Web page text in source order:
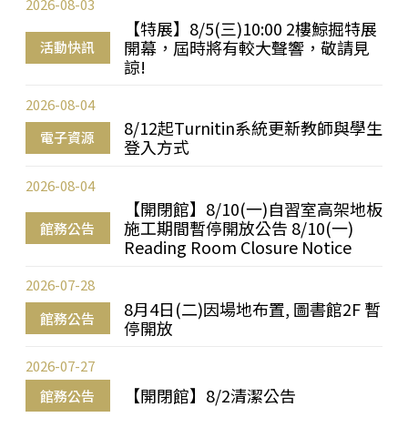
活動快訊
【特展】8/5(三)10:00 2樓鯨掘特展
開幕，屆時將有較大聲響，敬請見
諒!
2026-08-03
電子資源
8/12起Turnitin系統更新教師與學生
登入方式
2026-08-04
館務公告
【開閉館】8/10(一)自習室高架地板
施工期間暫停開放公告 8/10(一)
Reading Room Closure Notice
2026-08-04
館務公告
8月4日(二)因場地布置, 圖書館2F 暫
停開放
2026-07-28
館務公告 【開閉館】8/2清潔公告
2026-07-27